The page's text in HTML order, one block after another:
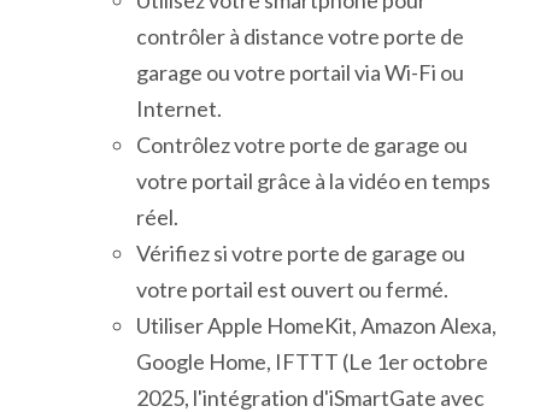
contrôler à distance votre porte de
garage ou votre portail via Wi-Fi ou
Internet.
Contrôlez votre porte de garage ou
votre portail grâce à la vidéo en temps
réel.
Vérifiez si votre porte de garage ou
votre portail est ouvert ou fermé.
Utiliser Apple HomeKit, Amazon Alexa,
Google Home, IFTTT (Le 1er octobre
2025, l'intégration d'iSmartGate avec